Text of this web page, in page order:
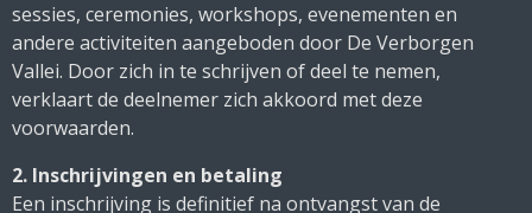
sessies, ceremonies, workshops, evenementen en
andere activiteiten aangeboden door De Verborgen
Vallei. Door zich in te schrijven of deel te nemen,
verklaart de deelnemer zich akkoord met deze
voorwaarden.
2. Inschrijvingen en betaling
Een inschrijving is definitief na ontvangst van de